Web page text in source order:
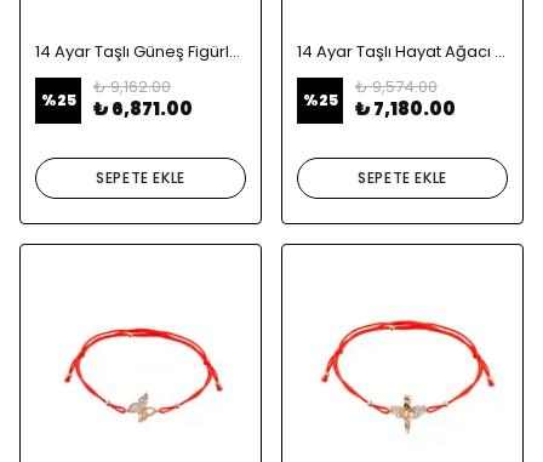
14 Ayar Taşlı Güneş Figürlü Altın Bileklik
%25
₺ 9,162.00
₺ 6,871.00
SEPETE EKLE
14 Ayar Taşlı Hayat Ağacı Altın Bileklik
%25
₺ 9,574.00
₺ 7,180.00
SEPETE EKLE